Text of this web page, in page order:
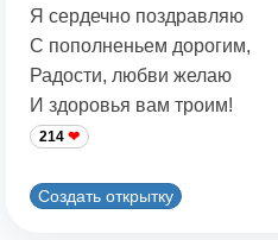
Я сердечно поздравляю
С пополненьем дорогим,
Радости, любви желаю
И здоровья вам троим!
214
Создать открытку